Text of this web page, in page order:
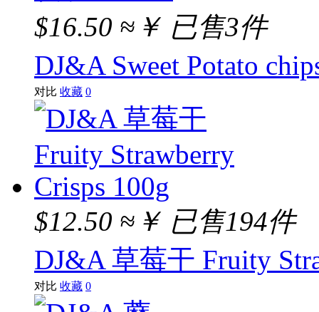
$16.50 ≈￥ 已售3件
DJ&A Sweet Potato
对比 收藏 0
$12.50 ≈￥ 已售194件
DJ&A 草莓干 Fruity
对比 收藏 0